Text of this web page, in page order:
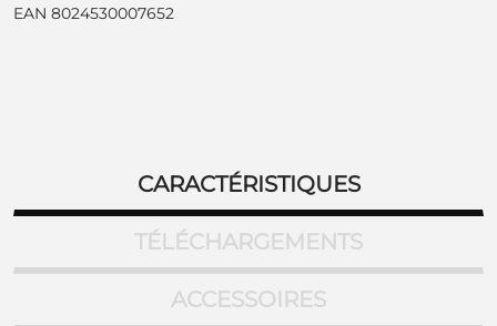
EAN 8024530007652
CARACTÉRISTIQUES
TÉLÉCHARGEMENTS
ACCESSOIRES